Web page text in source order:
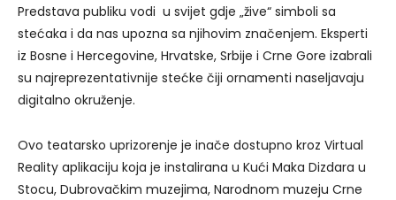
Predstava publiku vodi u svijet gdje „žive“ simboli sa
stećaka i da nas upozna sa njihovim značenjem. Eksperti
iz Bosne i Hercegovine, Hrvatske, Srbije i Crne Gore izabrali
su najreprezentativnije stećke čiji ornamenti naseljavaju
digitalno okruženje.
Ovo teatarsko uprizorenje je inače dostupno kroz Virtual
Reality aplikaciju koja je instalirana u Kući Maka Dizdara u
Stocu, Dubrovačkim muzejima, Narodnom muzeju Crne